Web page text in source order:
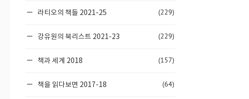
라티오의 책들 2021-25 (229)
강유원의 북리스트 2021-23 (229)
책과 세계 2018 (157)
책을 읽다보면 2017-18 (64)